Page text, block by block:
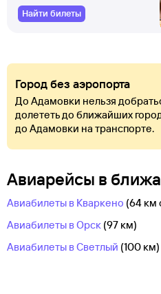
Найти билеты
Город без аэропорта
До Адамовки нельзя
долететь до ближайших
до Адамовки на транспорте.
Авиарейсы в
Авиабилеты в Кваркено (64 км
Авиабилеты в Орск (97 км)
Авиабилеты в Светлый (100 км)